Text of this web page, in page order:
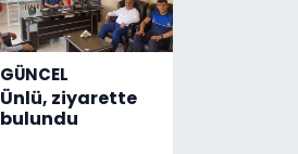
GÜNCEL
Ünlü, ziyarette
bulundu